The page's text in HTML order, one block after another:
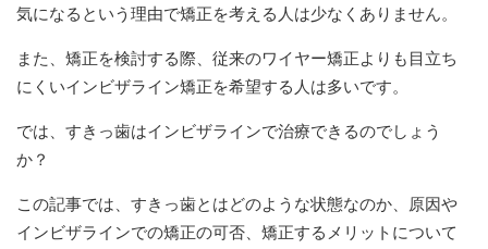
気になるという理由で矯正を考える人は少なくありません。
また、矯正を検討する際、従来のワイヤー矯正よりも目立ち
にくいインビザライン矯正を希望する人は多いです。
では、すきっ歯はインビザラインで治療できるのでしょう
か？
この記事では、すきっ歯とはどのような状態なのか、原因や
インビザラインでの矯正の可否、矯正するメリットについて